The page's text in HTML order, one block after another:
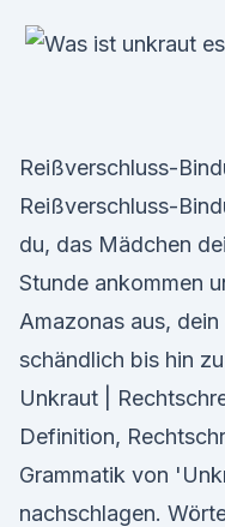
Reißverschluss-
Reißverschluss-
du, das Mädchen
Stunde ankommen
Amazonas aus,
schändlich bis hin
Unkraut |
Definition,
Grammatik von
nachschlagen.